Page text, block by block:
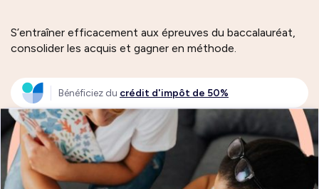
S’entraîner efficacement aux épreuves du baccalauréat,
consolider les acquis et gagner en méthode.
Bénéficiez du crédit d'impôt de 50%